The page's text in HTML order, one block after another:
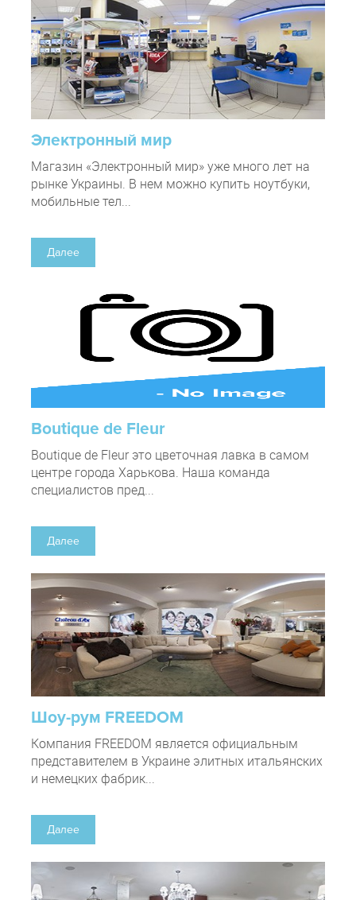
Электронный мир
Магазин «Электронный мир» уже много лет на
рынке Украины. В нем можно купить ноутбуки,
мобильные тел...
Далее
Boutique de Fleur
Boutique de Fleur это цветочная лавка в самом
центре города Харькова. Наша команда
специалистов пред...
Далее
Шоу-рум FREEDOM
Компания FREEDOM является официальным
представителем в Украине элитных итальянских
и немецких фабрик...
Далее